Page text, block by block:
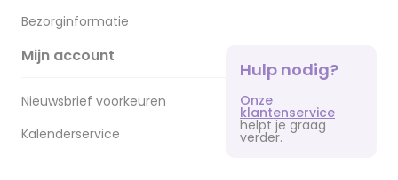
Bezorginformatie
Mijn account
Nieuwsbrief voorkeuren
Kalenderservice
Hulp nodig?
Onze
klantenservice
helpt je graag
verder.